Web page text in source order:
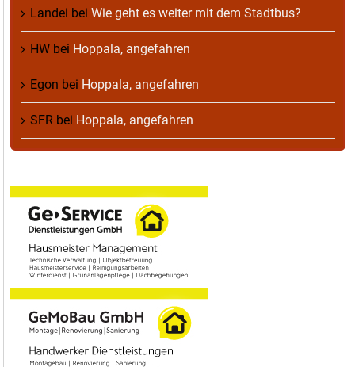
Landei bei Wie geht es weiter mit dem Stadtbus?
HW bei Hoppala, angefahren
Egon bei Hoppala, angefahren
SFR bei Hoppala, angefahren